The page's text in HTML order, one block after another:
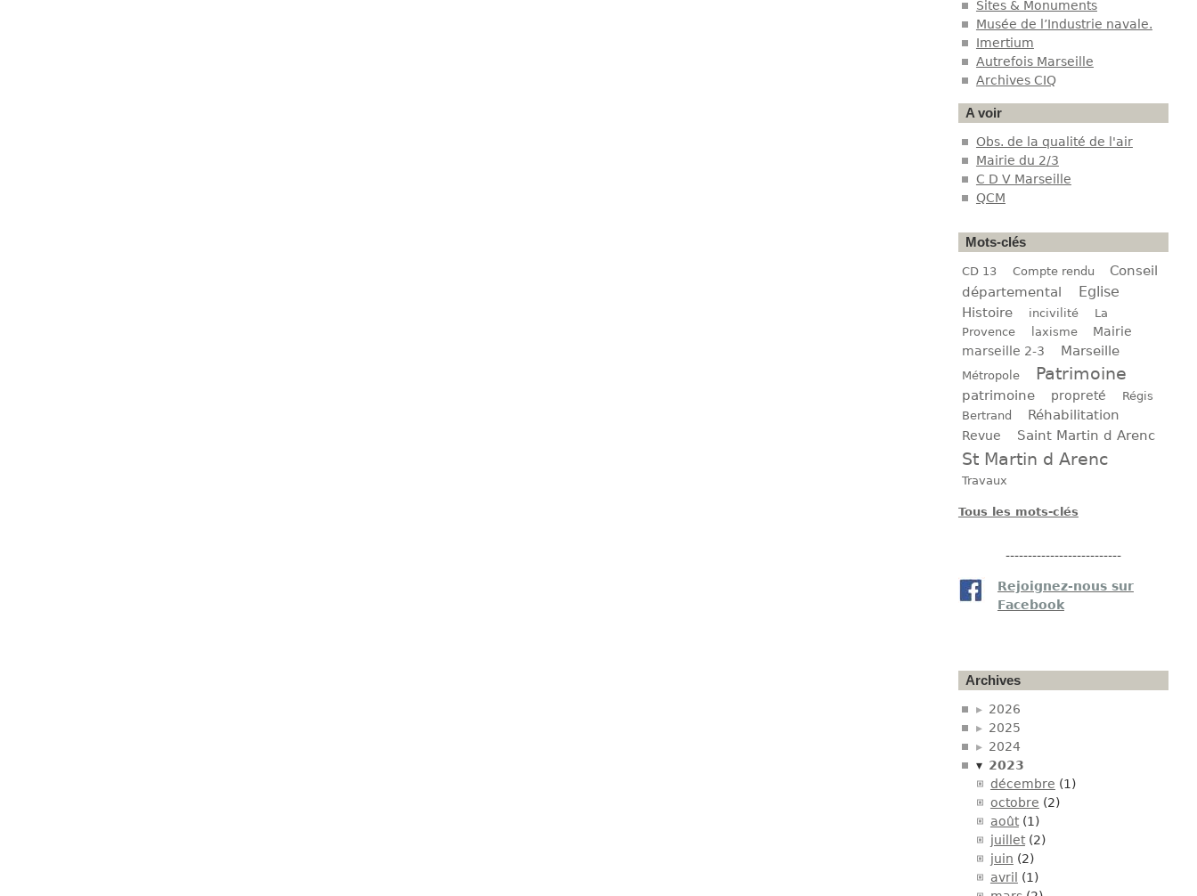
Sites & Monuments
Musée de l’Industrie navale.
Imertium
Autrefois Marseille
Archives CIQ
A voir
Obs. de la qualité de l'air
Mairie du 2/3
C D V Marseille
QCM
Mots-clés
CD 13 Compte rendu
Conseil
départemental
Eglise
Histoire incivilité
La
Provence
laxisme
Mairie
marseille 2-3
Marseille
Métropole Patrimoine
patrimoine propreté
Régis
Bertrand
Réhabilitation
Revue Saint Martin d Arenc
St Martin d Arenc
Travaux
Tous les mots-clés
--------------------------
Rejoignez-nous sur
Facebook
Archives
2026
2025
2024
2023
décembre (1)
octobre (2)
août(1)
juillet(2)
juin (2)
avril
(1)